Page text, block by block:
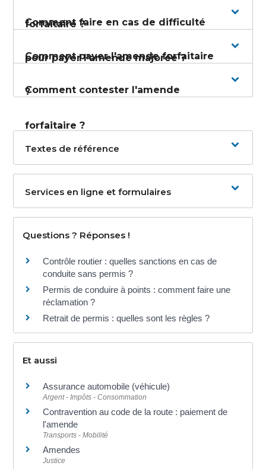
forfaitaire ?
Comment faire en cas de difficulté
pour payer l'amende majorée ?
Comment payer l'amende forfaitaire
?
Comment contester l'amende
forfaitaire ?
Textes de référence
Services en ligne et formulaires
Questions ? Réponses !
Contrôle routier : quelles sanctions en cas de
conduite sans permis ?
Permis de conduire à points : comment faire une
réclamation ?
Retrait de permis : quelles sont les règles ?
Et aussi
Assurance automobile (véhicule)
Argent - Impôts - Consommation
Contravention au code de la route : paiement de
l'amende
Transports - Mobilité
Amendes
Justice